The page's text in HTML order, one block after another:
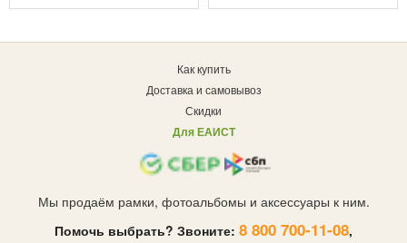
Как купить
Доставка и самовывоз
Скидки
Для ЕАИСТ
Мы продаём рамки, фотоальбомы и аксессуары к ним.
Помочь выбрать? Звоните: 8 800 700-11-08,